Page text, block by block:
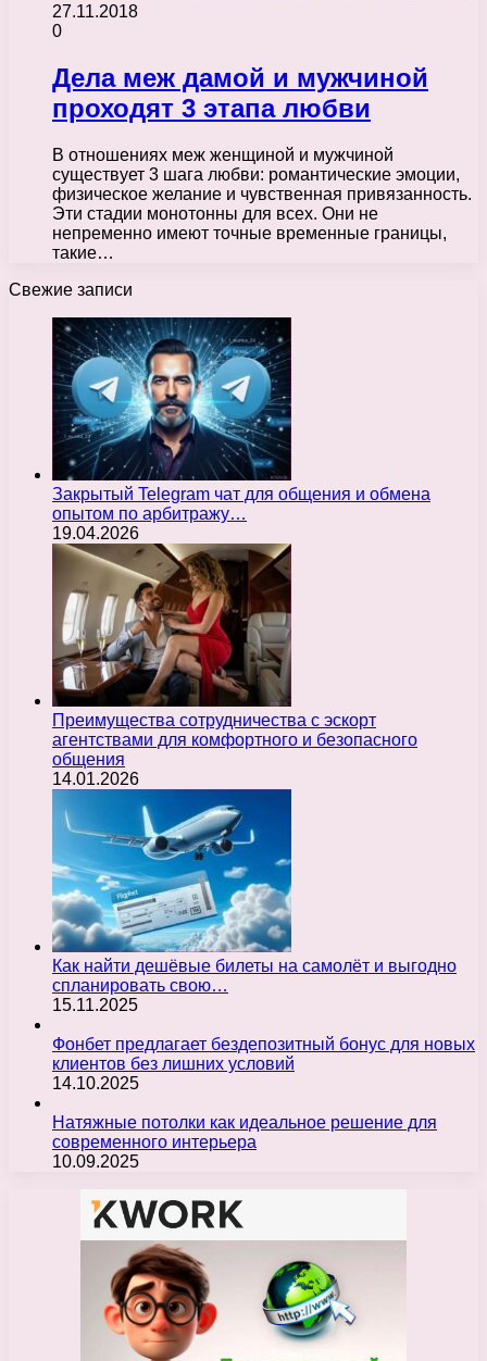
27.11.2018
0
Дела меж дамой и мужчиной
проходят 3 этапа любви
В отношениях меж женщиной и мужчиной
существует 3 шага любви: романтические эмоции,
физическое желание и чувственная привязанность.
Эти стадии монотонны для всех. Они не
непременно имеют точные временные границы,
такие…
Свежие записи
Закрытый Telegram чат для общения и обмена
опытом по арбитражу…
19.04.2026
Преимущества сотрудничества с эскорт
агентствами для комфортного и безопасного
общения
14.01.2026
Как найти дешёвые билеты на самолёт и выгодно
спланировать свою…
15.11.2025
Фонбет предлагает бездепозитный бонус для новых
клиентов без лишних условий
14.10.2025
Натяжные потолки как идеальное решение для
современного интерьера
10.09.2025